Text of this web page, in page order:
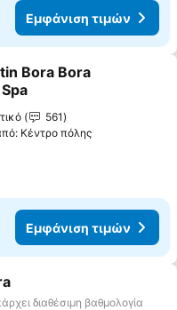
Εμφάνιση τιμών
στα αγαπημένα
Bora Bora
τιμών561
Κέντρο πόλης
Εμφάνιση τιμών
στα αγαπημένα
διαθέσιμη βαθμολογία